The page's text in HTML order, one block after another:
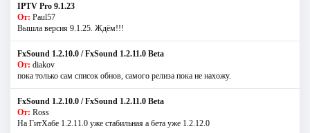
IPTV Pro 9.1.23
От: Paul57
Вышла версия 9.1.25. Ждём!!!
FxSound 1.2.10.0 / FxSound 1.2.11.0 Beta
От: diakov
пока только сам список обнов, самого релиза пока не нахожу.
FxSound 1.2.10.0 / FxSound 1.2.11.0 Beta
От: Ross
На ГитХабе 1.2.11.0 уже стабильная а бета уже 1.2.12.0